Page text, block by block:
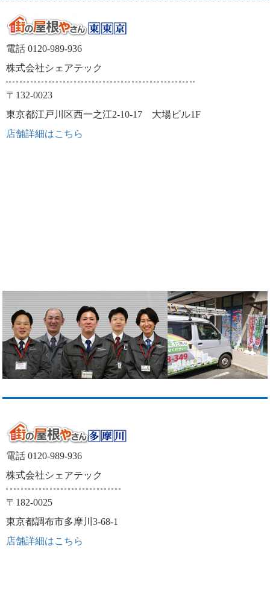
電話 0120-989-936
株式会社シェアテック
〒132-0023
東京都江戸川区西一之江2-10-17 大場ビル1F
店舗詳細はこちら
電話 0120-989-936
株式会社シェアテック
〒182-0025
東京都調布市多摩川3-68-1
店舗詳細はこちら